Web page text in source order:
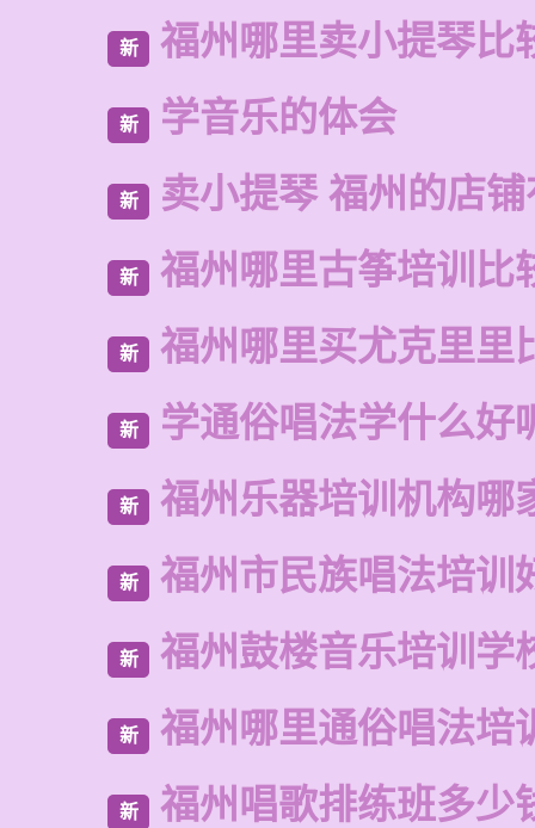
新 福州哪里卖小提琴比
新 学音乐的体会
新 卖小提琴 福州的店
新 福州哪里古筝培训比
新 福州哪里买尤克里里
新 学通俗唱法学什么好
新 福州乐器培训机构哪
新 福州市民族唱法培训
新 福州鼓楼音乐培训学
新 福州哪里通俗唱法培
新 福州唱歌排练班多少